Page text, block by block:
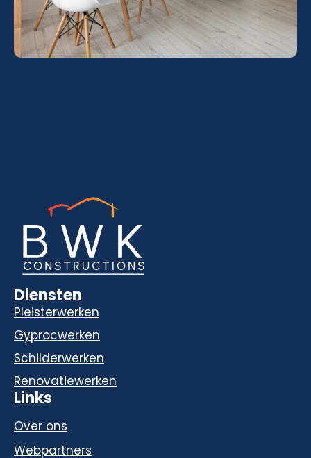
Diensten
Pleisterwerken
Gyprocwerken
Schilderwerken
Renovatiewerken
Links
Over ons
Webpartners